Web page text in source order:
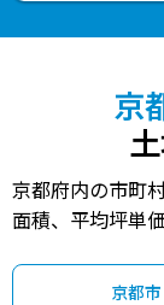
京
京都府内の市町
面積、平均坪単
京都市